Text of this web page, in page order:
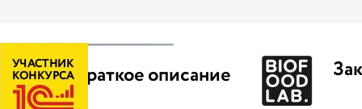
|| Краткое описание